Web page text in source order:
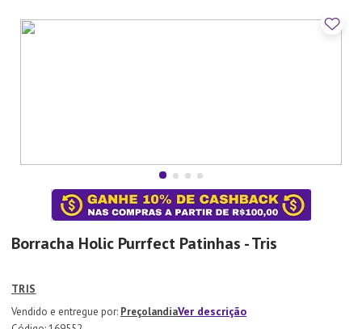
Borracha Holic Purrfect Patinhas - Tris
TRIS
PreçolandiaVer descrição
2º
Pratos
7º
Aparelho Jantar
Xicara
Lixeira
10º Organizador